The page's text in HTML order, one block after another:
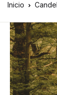
Inicio